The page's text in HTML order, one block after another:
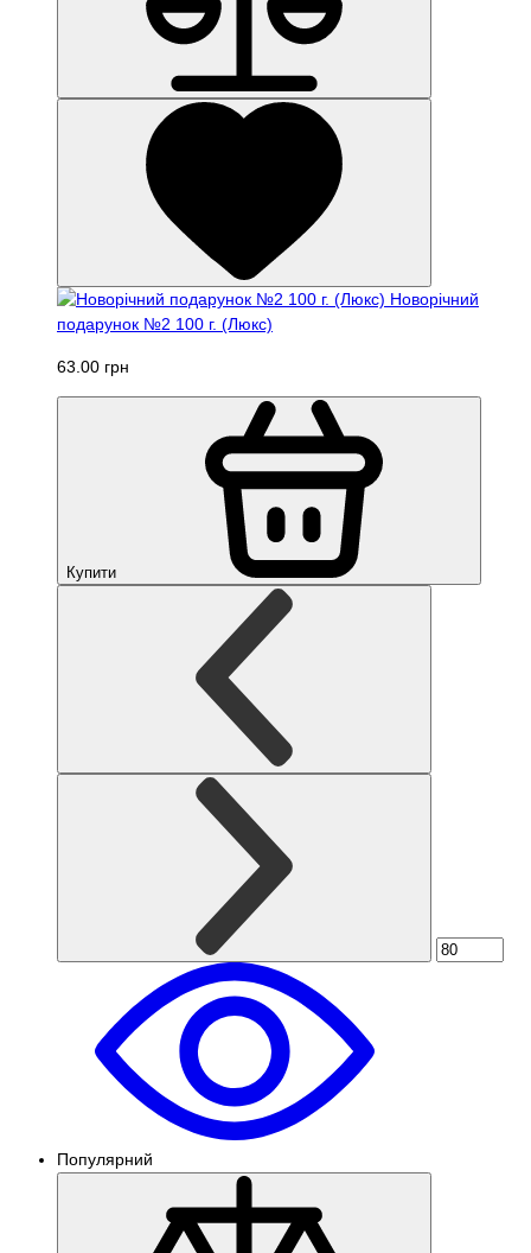
Новорічний
подарунок №2 100 г. (Люкс)
63.00 грн
Купити
Популярний